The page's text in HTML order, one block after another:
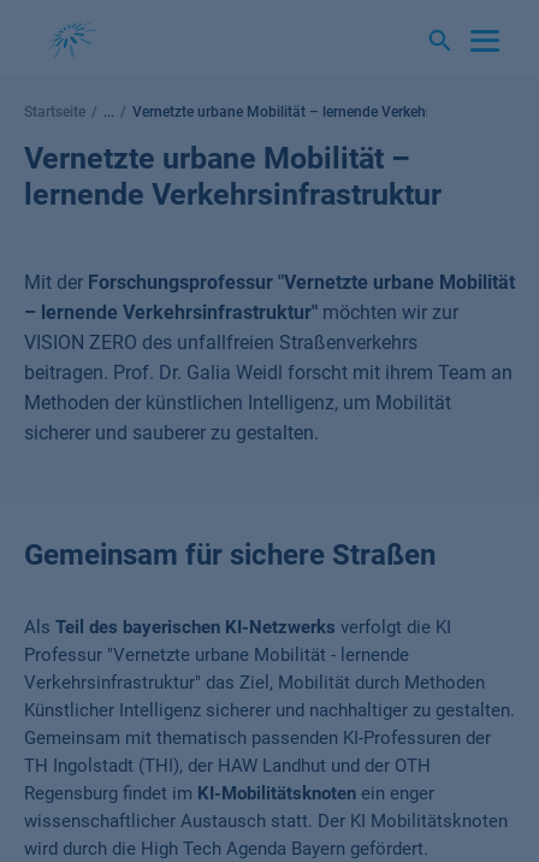
Startseite ... Vernetzte urbane Mobilität – lernende Verkehrsinfrastruktur
Vernetzte urbane Mobilität –
lernende Verkehrsinfrastruktur
Mit der Forschungsprofessur "Vernetzte urbane Mobilität
– lernende Verkehrsinfrastruktur" möchten wir zur
VISION ZERO des unfallfreien Straßenverkehrs
beitragen. Prof. Dr. Galia Weidl forscht mit ihrem Team an
Methoden der künstlichen Intelligenz, um Mobilität
sicherer und sauberer zu gestalten.
Gemeinsam für sichere Straßen
Als Teil des bayerischen KI-Netzwerks verfolgt die KI
Professur "Vernetzte urbane Mobilität - lernende
Verkehrsinfrastruktur" das Ziel, Mobilität durch Methoden
Künstlicher Intelligenz sicherer und nachhaltiger zu gestalten.
Gemeinsam mit thematisch passenden KI-Professuren der
TH Ingolstadt (THI), der HAW Landhut und der OTH
Regensburg findet im KI-Mobilitätsknoten ein enger
wissenschaftlicher Austausch statt. Der KI Mobilitätsknoten
wird durch die High Tech Agenda Bayern gefördert.